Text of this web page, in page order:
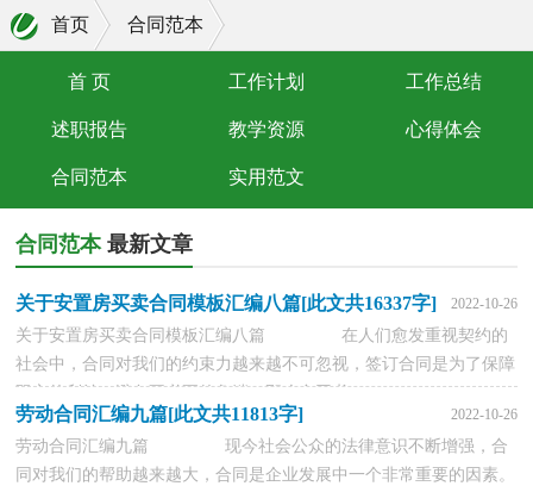
首页 合同范本
首 页 工作计划 工作总结
述职报告 教学资源 心得体会
合同范本 实用范文
合同范本 最新文章
关于安置房买卖合同模板汇编八篇[此文共16337字] 2022-10-26
关于安置房买卖合同模板汇编八篇 在人们愈发重视契约的
社会中，合同对我们的约束力越来越不可忽视，签订合同是为了保障
双方的利益，避免不必要的争端。那么合同书...
劳动合同汇编九篇[此文共11813字] 2022-10-26
劳动合同汇编九篇 现今社会公众的法律意识不断增强，合
同对我们的帮助越来越大，合同是企业发展中一个非常重要的因素。